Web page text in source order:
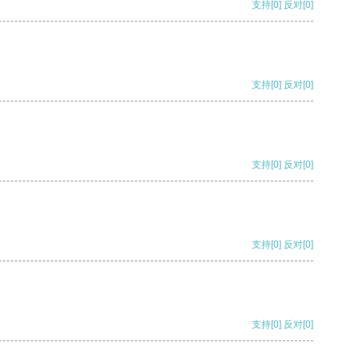
支持[0] 反对[0]
支持[0] 反对[0]
支持[0] 反对[0]
支持[0] 反对[0]
支持[0] 反对[0]